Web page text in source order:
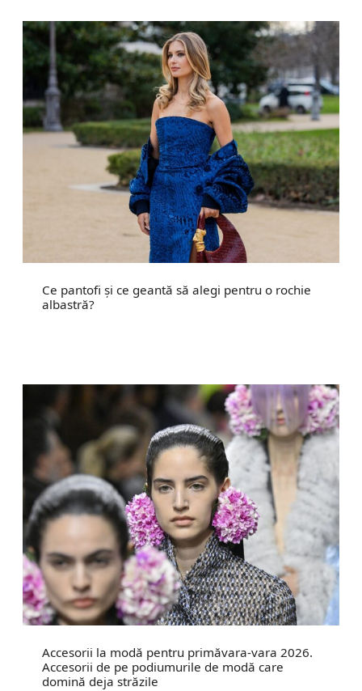
Ce pantofi și ce geantă să alegi pentru o rochie
albastră?
Accesorii la modă pentru primăvara-vara 2026.
Accesorii de pe podiumurile de modă care
domină deja străzile